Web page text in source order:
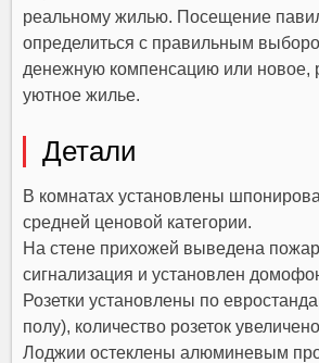
реальному жилью. Посещение
определиться с правильным
денежную компенсацию или новое,
уютное жилье.
Детали
В комнатах установлены
средней ценовой категории.
На стене прихожей выведена
сигнализация и установлен
Розетки установлены по
полу), количество розеток
Лоджии остеклены алюминевым